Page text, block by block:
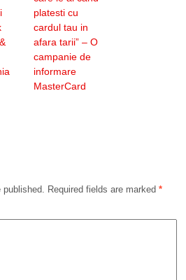
platesti cu
cardul tau in
afara tarii” – O
campanie de
informare
MasterCard
published. Required fields are marked *